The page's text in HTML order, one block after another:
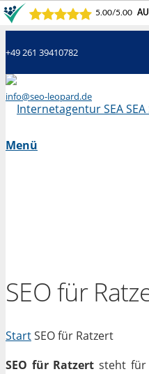
+49 261 39410782
info@seo-leopard.de
Menü
SEO für
StartSEO für Ratzert
SEO für Ratzert steht für